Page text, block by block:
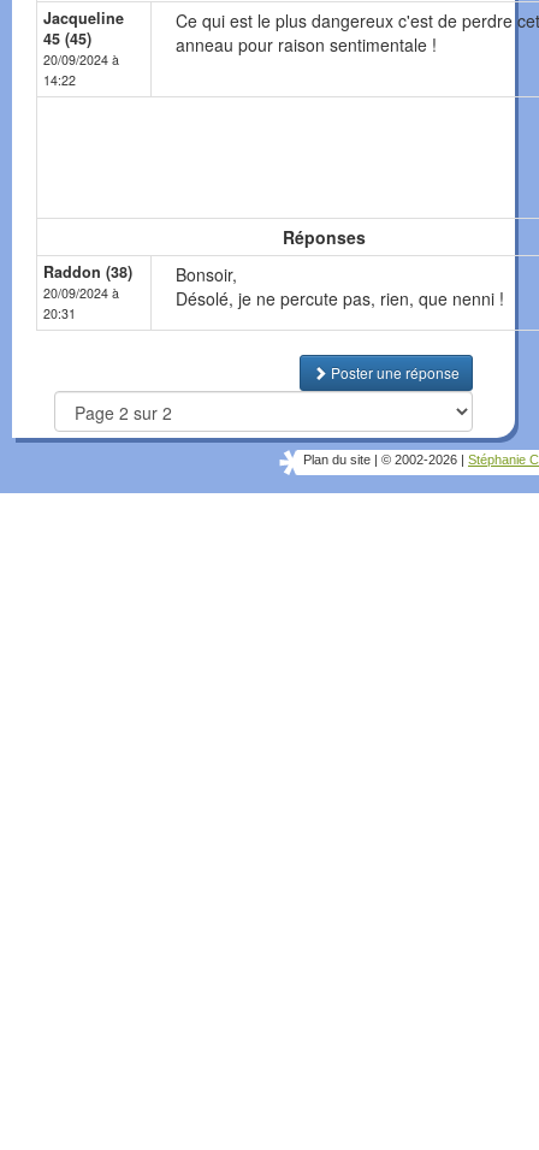
Jacqueline
45 (45)
20/09/2024 à
14:22
Ce qui est le plus dangereux c'est de perdre cet
anneau pour raison sentimentale !
Réponses
Raddon (38)
20/09/2024 à
20:31
Bonsoir,
Désolé, je ne percute pas, rien, que nenni !
Poster une réponse
Plan du site © 2002-2026 Stéphanie C